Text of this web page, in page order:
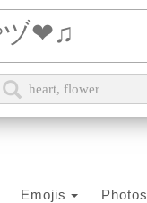
Emojis Photos